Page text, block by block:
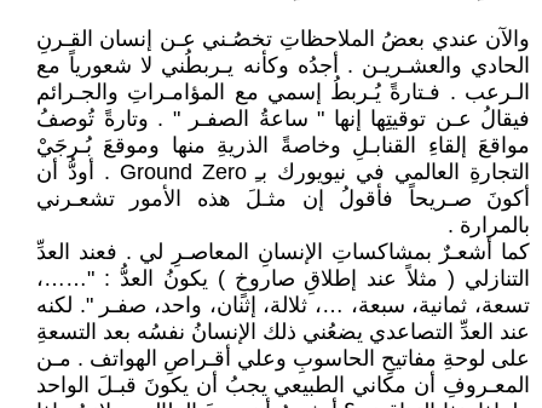
والآن عندي بعضُ الملاحظاتِ تخصُـني عـن إنسان القـرنِ
الحادي والعشـريـن . أجدُه وكأنه يـربطُني لا شعورياً مع
الـرعب . فـتارةً يُـربطُ إسمي مع المؤامـراتِ والجـرائم
فيقالُ عـن توقيتِها إنها " ساعةُ الصفـر " . وتارةً تُوصفُ
مواقعَ إلقاءِ القنابـلِ وخاصةً الذريةِ منها وموقعَ بُـرجَيْ
التجارةِ العالمي في نيويورك بـِ Ground Zero . أودُّ أن
أكونَ صـريحاً فأقولُ إن مثـلَ هذه الأمور تشعـرني
بالمرارة .
كما أشعـرٌ بمشاكساتِ الإنسانِ المعاصـرِ لي . فعند العدِّ
التنازلي ( مثلاً عند إطلاقِ صاروخٍ ) يكونُ العدُّ : "……،
تسعة، ثمانية، سبعة، …، ثلالة، إثنان، واحد، صفـر ". لكنه
عند العدِّ التصاعدي يضعُني ذلك الإنسانُ نفسُه بعد التسعةِ
على لوحةِ مفاتيحِ الحاسوبِ وعلي أقـراصِ الهواتف . مـن
المعـروفِ أن مكاني الطبيعي يجبُ أن يكونَ قبـلَ الواحد